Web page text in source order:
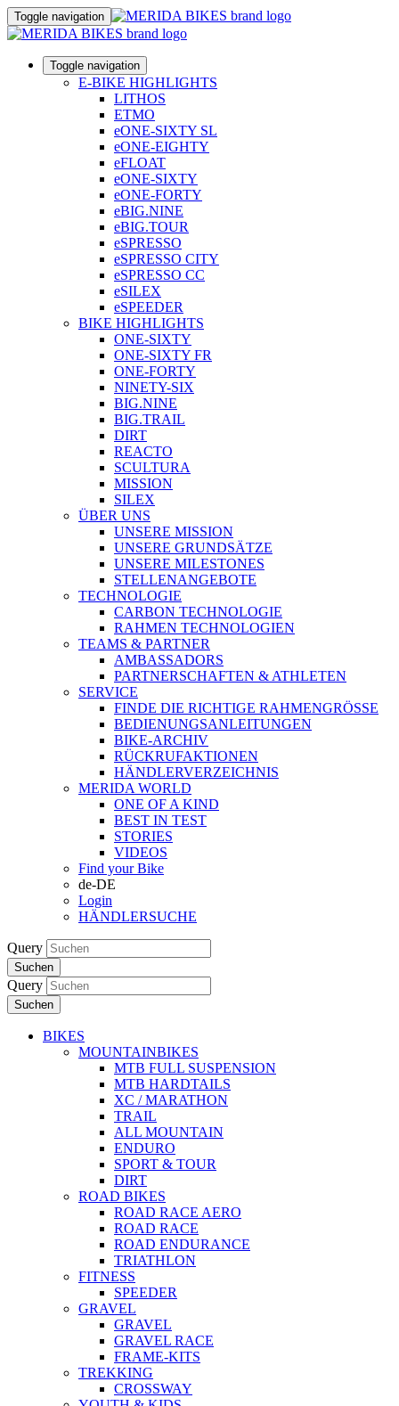
Toggle navigation
Toggle navigation
E-BIKE HIGHLIGHTS
LITHOS
ETMO
eONE-SIXTY SL
eONE-EIGHTY
eFLOAT
eONE-SIXTY
eONE-FORTY
eBIG.NINE
eBIG.TOUR
eSPRESSO
eSPRESSO CITY
eSPRESSO CC
eSILEX
eSPEEDER
BIKE HIGHLIGHTS
ONE-SIXTY
ONE-SIXTY FR
ONE-FORTY
NINETY-SIX
BIG.NINE
BIG.TRAIL
DIRT
REACTO
SCULTURA
MISSION
SILEX
ÜBER UNS
UNSERE MISSION
UNSERE GRUNDSÄTZE
UNSERE MILESTONES
STELLENANGEBOTE
TECHNOLOGIE
CARBON TECHNOLOGIE
RAHMEN TECHNOLOGIEN
TEAMS & PARTNER
AMBASSADORS
PARTNERSCHAFTEN & ATHLETEN
SERVICE
FINDE DIE RICHTIGE RAHMENGRÖSSE
BEDIENUNGSANLEITUNGEN
BIKE-ARCHIV
RÜCKRUFAKTIONEN
HÄNDLERVERZEICHNIS
MERIDA WORLD
ONE OF A KIND
BEST IN TEST
STORIES
VIDEOS
Find your Bike
de-DE
Login
HÄNDLERSUCHE
Query
Suchen
Query
Suchen
BIKES
MOUNTAINBIKES
MTB FULL SUSPENSION
MTB HARDTAILS
XC / MARATHON
TRAIL
ALL MOUNTAIN
ENDURO
SPORT & TOUR
DIRT
ROAD BIKES
ROAD RACE AERO
ROAD RACE
ROAD ENDURANCE
TRIATHLON
FITNESS
SPEEDER
GRAVEL
GRAVEL
GRAVEL RACE
FRAME-KITS
TREKKING
CROSSWAY